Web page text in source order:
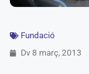
Fundació
Dv 8 març, 2013